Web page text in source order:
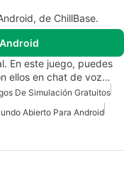
de ChillBase.
En este juego, puedes
ellos en chat de voz…
De Simulación Gratuitos
Abierto Para Android